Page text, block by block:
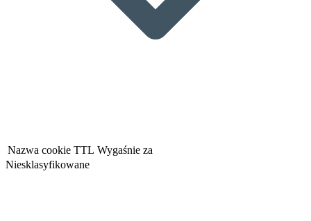
Nazwa cookie TTL Wygaśnie za
Niesklasyfikowane